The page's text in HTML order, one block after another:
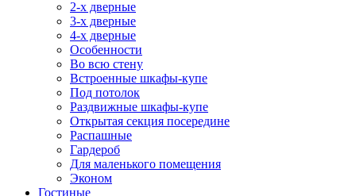
2-х дверные
3-х дверные
4-х дверные
Особенности
Во всю стену
Встроенные шкафы-купе
Под потолок
Раздвижные шкафы-купе
Открытая секция посередине
Распашные
Гардероб
Для маленького помещения
Эконом
Гостиные